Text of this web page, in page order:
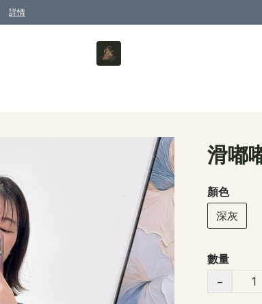
詳情
滑嘟
顏色
深灰
數量
−